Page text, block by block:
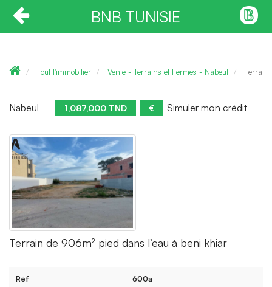
BNB TUNISIE
Tout l'immobilier Vente - Terrains et Fermes - Nabeul Terrain
Nabeul 1,087,000 TND € Simuler mon crédit
Terrain de 906m² pied dans l’eau à beni khiar
Réf 600a